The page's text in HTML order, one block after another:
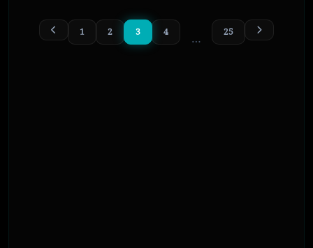
1 2 3 4 … 25